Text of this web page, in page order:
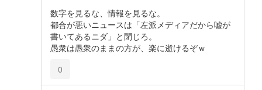
数字を見るな、情報を見るな。
都合が悪いニュースは「左派メディアだから嘘が
書いてあるニダ」と閉じろ。
愚衆は愚衆のままの方が、楽に逝けるぞｗ
0